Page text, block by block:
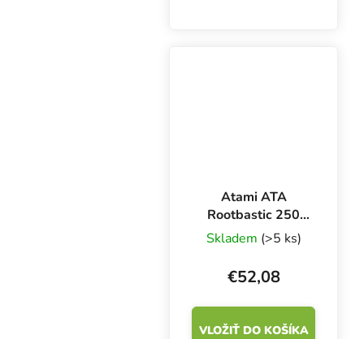
Atami ATA
Rootbastic 250
ml, stimulátor
rastu koreňov
Skladem (>5 ks)
€52,08
VLOŽIŤ DO KOŠÍKA